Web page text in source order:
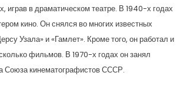
играв в драматическом театре. В 1940-х годах
кино. Он снялся во многих известных
Узала» и «Гамлет». Кроме того, он работал и
фильмов. В 1970-х годах он занял
Союза кинематографистов СССР.